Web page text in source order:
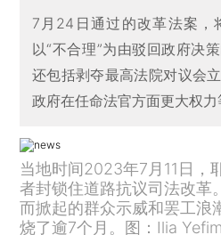
7月24日通过的改革法案，
以“不合理”为由驳回政府决
还包括剥夺最高法院对议会
政府在任命法官方面更大权力
当地时间2023年7月11日，
者封锁住道路抗议司法改革
而掀起的群众示威和罢工浪
烧了逾7个月。图：Ilia